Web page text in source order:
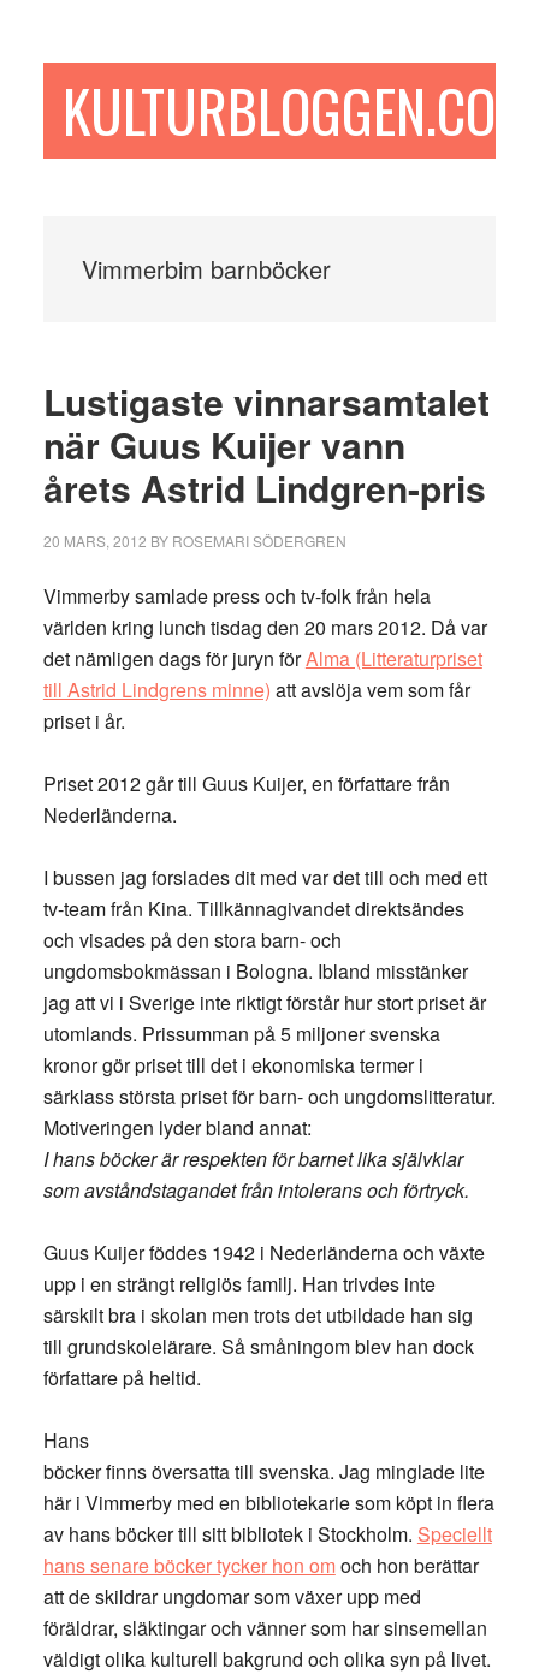
sidofältetKULTURBLOGGEN.COM
Vimmerbim barnböcker
Lustigaste vinnarsamtalet
när Guus Kuijer vann
årets Astrid Lindgren-pris
20 MARS, 2012 BY ROSEMARI SÖDERGREN
Vimmerby samlade press och tv-folk från hela
världen kring lunch tisdag den 20 mars 2012. Då var
det nämligen dags för juryn förAlma (Litteraturpriset
till Astrid Lindgrens minne) att avslöja vem som får
priset i år.
Priset 2012 går till Guus Kuijer, en författare från
Nederländerna.
I bussen jag forslades dit med var det till och med ett
tv-team från Kina. Tillkännagivandet direktsändes
och visades på den stora barn- och
ungdomsbokmässan i Bologna. Ibland misstänker
jag att vi i Sverige inte riktigt förstår hur stort priset är
utomlands. Prissumman på 5 miljoner svenska
kronor gör priset till det i ekonomiska termer i
särklass största priset för barn- och ungdomslitteratur.
Motiveringen lyder bland annat:
I hans böcker är respekten för barnet lika självklar
som avståndstagandet från intolerans och förtryck.
Guus Kuijer föddes 1942 i Nederländerna och växte
upp i en strängt religiös familj. Han trivdes inte
särskilt bra i skolan men trots det utbildade han sig
till grundskolelärare. Så småningom blev han dock
författare på heltid.
Hans
böcker finns översatta till svenska. Jag minglade lite
här i Vimmerby med en bibliotekarie som köpt in flera
av hans böcker till sitt bibliotek i Stockholm. Speciellt
hans senare böcker tycker hon omoch hon berättar
att de skildrar ungdomar som växer upp med
föräldrar, släktingar och vänner som har sinsemellan
väldigt olika kulturell bakgrund och olika syn på livet.